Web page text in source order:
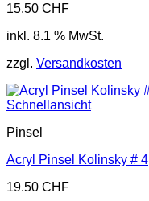
15.50 CHF
inkl. 8.1 % MwSt.
zzgl. Versandkosten
Schnellansicht
Pinsel
Acryl Pinsel Kolinsky # 4
19.50 CHF